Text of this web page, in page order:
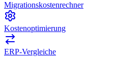
Migrationskostenrechner
Kostenoptimierung
ERP-Vergleiche